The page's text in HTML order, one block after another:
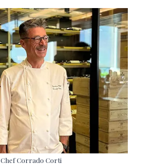
Chef Corrado Corti